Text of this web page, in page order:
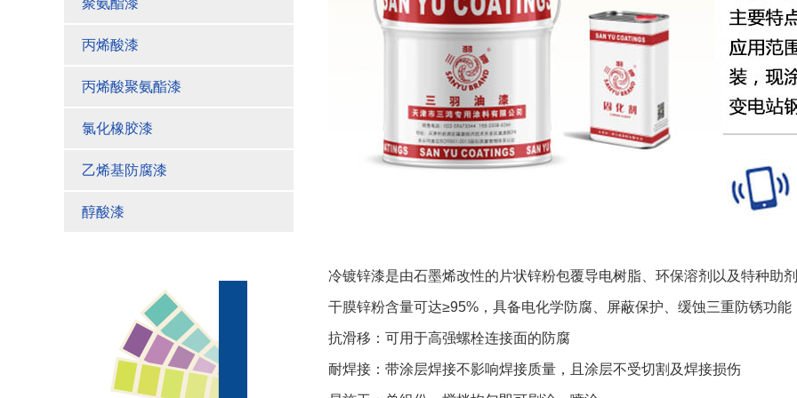
聚氨酯漆
丙烯酸漆
丙烯酸聚氨酯漆
氯化橡胶漆
乙烯基防腐漆
醇酸漆
冷镀锌漆是由石墨烯改性的片状锌粉包覆导电树脂、环保溶剂以及特种助
干膜锌粉含量可达≥95%，具备电化学防腐、屏蔽保护、缓蚀三重防锈功能
抗滑移：可用于高强螺栓连接面的防腐
耐焊接：带涂层焊接不影响焊接质量，且涂层不受切割及焊接损伤